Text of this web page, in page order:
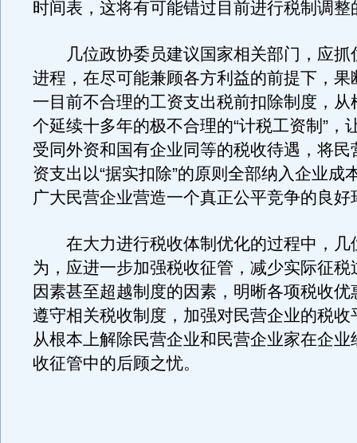
时间表，这将有可能错过目前进行税制调整
几位政协委员建议国家相关部门，应抓
进程，在尽可能兼顾各方利益的前提下，果
一目前不合理的工资支出税前扣除制度，从
个延续十多年的极不合理的“计税工资制”，
受同外资和国有企业同等的税收待遇，将民
资支出以“据实扣除”的原则全部纳入企业成
广大民营企业营造一个真正公平竞争的良好
在大力进行税收体制优化的过程中，几
为，应进一步加强税收征管，减少实际征税
因素甚至超越制度的因素，明晰各项税收优
遵守相关税收制度，加强对民营企业的税收
从根本上解除民营企业和民营企业家在企业
收征管中的后顾之忧。